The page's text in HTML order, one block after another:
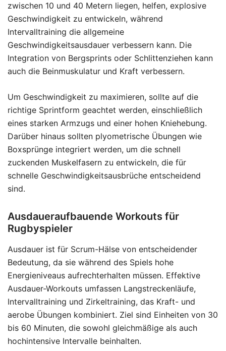
zwischen 10 und 40 Metern liegen, helfen, explosive
Geschwindigkeit zu entwickeln, während
Intervalltraining die allgemeine
Geschwindigkeitsausdauer verbessern kann. Die
Integration von Bergsprints oder Schlittenziehen kann
auch die Beinmuskulatur und Kraft verbessern.
Um Geschwindigkeit zu maximieren, sollte auf die
richtige Sprintform geachtet werden, einschließlich
eines starken Armzugs und einer hohen Kniehebung.
Darüber hinaus sollten plyometrische Übungen wie
Boxsprünge integriert werden, um die schnell
zuckenden Muskelfasern zu entwickeln, die für
schnelle Geschwindigkeitsausbrüche entscheidend
sind.
Ausdaueraufbauende Workouts für
Rugbyspieler
Ausdauer ist für Scrum-Hälse von entscheidender
Bedeutung, da sie während des Spiels hohe
Energieniveaus aufrechterhalten müssen. Effektive
Ausdauer-Workouts umfassen Langstreckenläufe,
Intervalltraining und Zirkeltraining, das Kraft- und
aerobe Übungen kombiniert. Ziel sind Einheiten von 30
bis 60 Minuten, die sowohl gleichmäßige als auch
hochintensive Intervalle beinhalten.